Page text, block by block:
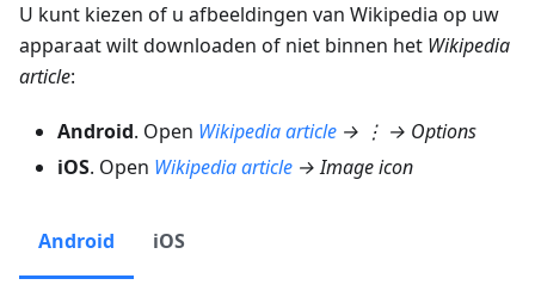
U kunt kiezen of u afbeeldingen van Wikipedia op uw
apparaat wilt downloaden of niet binnen het Wikipedia
article:
Android. Open Wikipedia article → ⋮ → Options
iOS. Open Wikipedia article → Image icon
Android iOS